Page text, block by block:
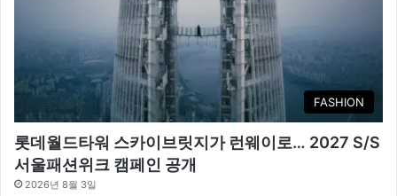
FASHION
롯데월드타워 스카이브릿지가 런웨이로… 2027 S/S
서울패션위크 캠페인 공개
2026년 8월 3일